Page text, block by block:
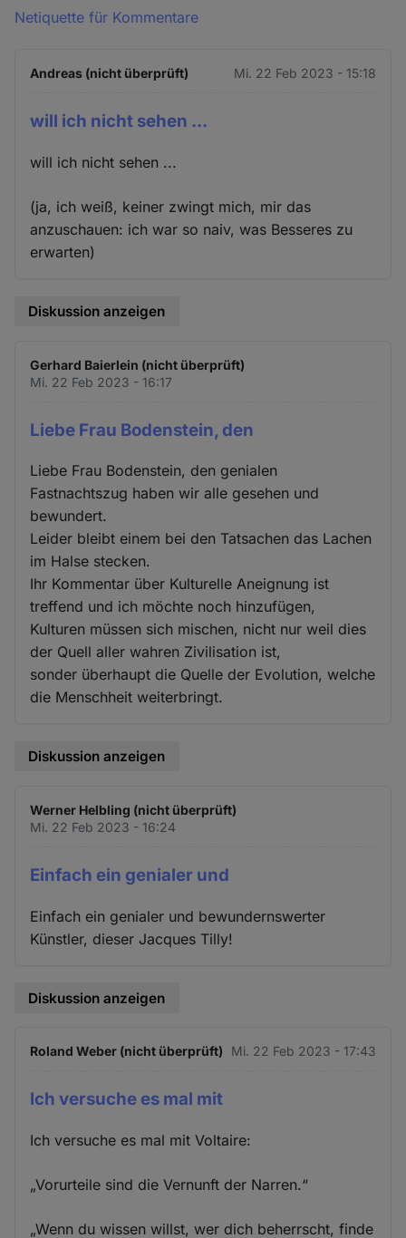
Netiquette für Kommentare
Andreas (nicht überprüft) Mi. 22 Feb 2023 - 15:18
will ich nicht sehen ...
will ich nicht sehen ...
(ja, ich weiß, keiner zwingt mich, mir das
anzuschauen: ich war so naiv, was Besseres zu
erwarten)
Diskussion anzeigen
Gerhard Baierlein (nicht überprüft)
Mi. 22 Feb 2023 - 16:17
Liebe Frau Bodenstein, den
Liebe Frau Bodenstein, den genialen
Fastnachtszug haben wir alle gesehen und
bewundert.
Leider bleibt einem bei den Tatsachen das Lachen
im Halse stecken.
Ihr Kommentar über Kulturelle Aneignung ist
treffend und ich möchte noch hinzufügen,
Kulturen müssen sich mischen, nicht nur weil dies
der Quell aller wahren Zivilisation ist,
sonder überhaupt die Quelle der Evolution, welche
die Menschheit weiterbringt.
Diskussion anzeigen
Werner Helbling (nicht überprüft)
Mi. 22 Feb 2023 - 16:24
Einfach ein genialer und
Einfach ein genialer und bewundernswerter
Künstler, dieser Jacques Tilly!
Diskussion anzeigen
Roland Weber (nicht überprüft) Mi. 22 Feb 2023 - 17:43
Ich versuche es mal mit
Ich versuche es mal mit Voltaire:
„Vorurteile sind die Vernunft der Narren.“
„Wenn du wissen willst, wer dich beherrscht, finde